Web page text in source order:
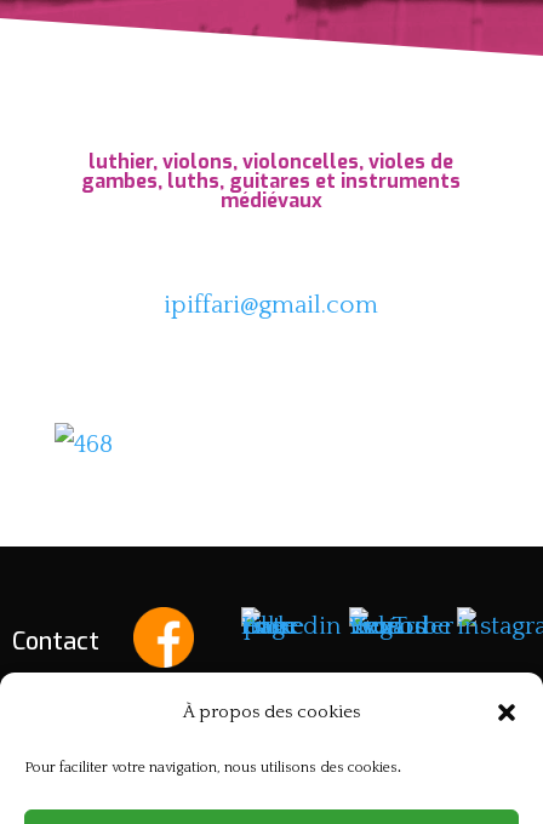
À propos des cookies
Pour faciliter votre navigation, nous utilisons des cookies.
luthier, violons, violoncelles, violes de
gambes, luths, guitares et instruments
médiévaux
ipiffari@gmail.com
Contact
Mentions légales